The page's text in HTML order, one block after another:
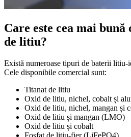
Care este cea mai
de litiu?
Există numeroase tipuri de baterii
Cele disponibile comercial sunt:
Titanat de litiu
Oxid de litiu, nichel, cobalt și
Oxid de litiu, nichel, mangan și
Oxid de litiu și mangan (LMO)
Oxid de litiu și cobalt
Fosfat de litiu-fier (LiFePO4)